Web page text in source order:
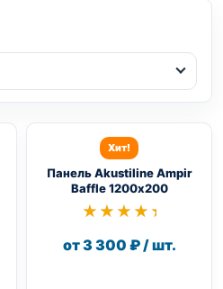
Хит!
Панель Akustiline Ampir
Baffle 1200х200
★★★★★
★★★★★
от 3 300 ₽ / шт.